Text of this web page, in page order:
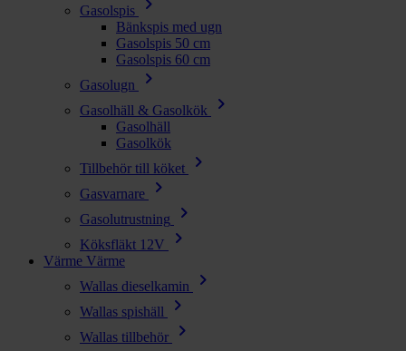
Gasolspis
Bänkspis med ugn
Gasolspis 50 cm
Gasolspis 60 cm
Gasolugn
chevron_right
Gasolhäll & Gasolkök chevron_right
Gasolhäll
Gasolkök
Tillbehör till köket
chevron_right
Gasvarnare chevron_right
Gasolutrustning chevron_right
Köksfläkt 12V chevron_right
Värme Värme
Wallas dieselkamin
chevron_right
Wallas spishäll chevron_right
Wallas tillbehör chevron_right